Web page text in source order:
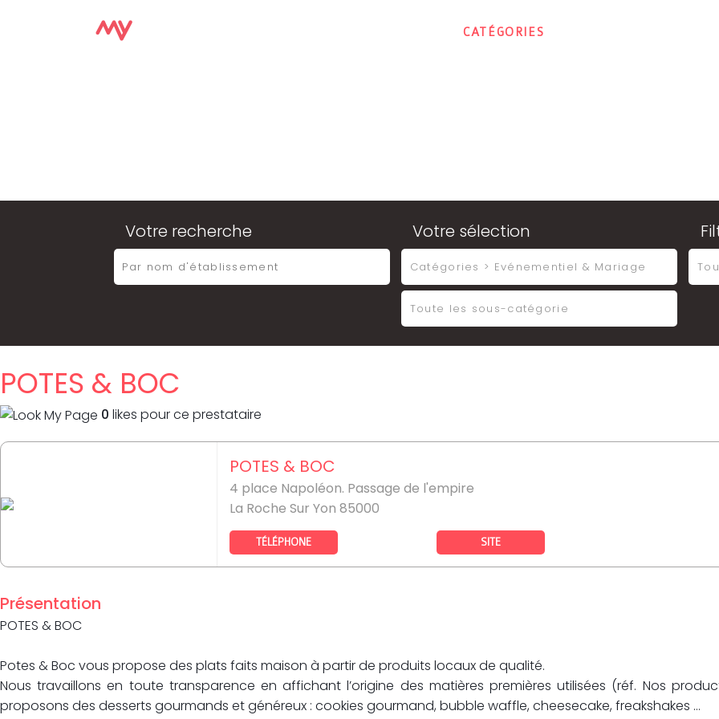
CATÉGORIES
Votre recherche Votre sélection
POTES & BOC
0 likes pour ce prestataire
POTES & BOC
4 place Napoléon. Passage de l'empire
La Roche Sur Yon 85000
TÉLÉPHONE SITE
Présentation
POTES & BOC
Potes & Boc vous propose des plats faits maison à partir de produits locaux de qualité.
Nous travaillons en toute transparence en affichant l’origine des matières premières utilisées (réf. Nos
proposons des desserts gourmands et généreux : cookies gourmand, bubble waffle, cheesecake, freakshakes ...